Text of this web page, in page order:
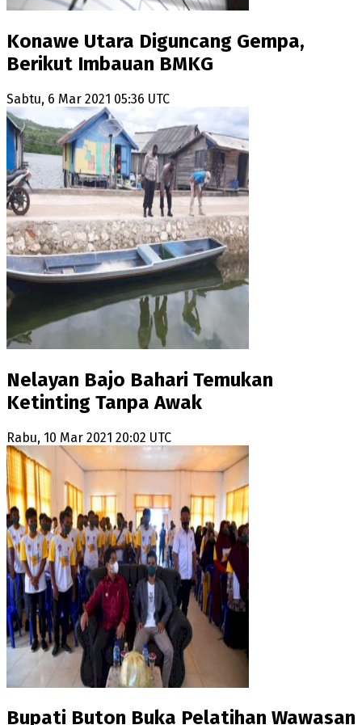
Konawe Utara Diguncang Gempa,
Berikut Imbauan BMKG
Sabtu, 6 Mar 2021 05:36 UTC
Nelayan Bajo Bahari Temukan
Ketinting Tanpa Awak
Rabu, 10 Mar 2021 20:02 UTC
Bupati Buton Buka Pelatihan Wawasan